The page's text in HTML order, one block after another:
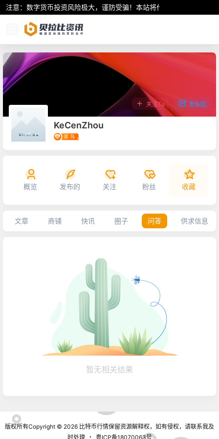
注意：数字货币投资风险极大，谨防受骗！本站将作为行业资讯共享
KeCenZhou
关注Ta 发私信
概览 发布的 关注 粉丝 收藏
文章 商铺 快讯 圈子 问答 供求信息
暂无相关结果
版权所有Copyright © 2026 比特币行情保留资源解释权，如有侵权，请联系我及
时处理
・ 粤ICP备18070063号